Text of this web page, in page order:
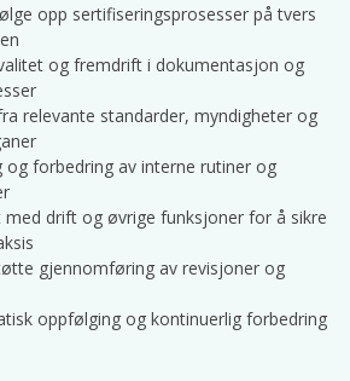
opp sertifiseringsprosesser på tvers
og fremdrift i dokumentasjon og
relevante standarder, myndigheter og
og forbedring av interne rutiner og
med drift og øvrige funksjoner for å sikre
gjennomføring av revisjoner og
oppfølging og kontinuerlig forbedring